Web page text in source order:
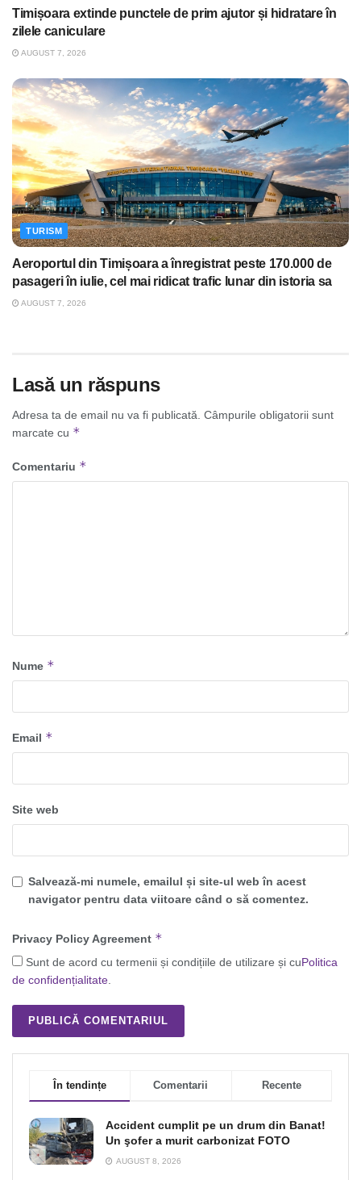
Timișoara extinde punctele de prim ajutor și hidratare în
zilele caniculare
AUGUST 7, 2026
TURISM
Aeroportul din Timișoara a înregistrat peste 170.000 de
pasageri în iulie, cel mai ridicat trafic lunar din istoria sa
AUGUST 7, 2026
Lasă un răspuns
Adresa ta de email nu va fi publicată. Câmpurile obligatorii sunt
marcate cu *
Comentariu *
Nume *
Email *
Site web
Salvează-mi numele, emailul și site-ul web în acest
navigator pentru data viitoare când o să comentez.
Privacy Policy Agreement *
Sunt de acord cu termenii și condițiile de utilizare și cuPolitica
de confidențialitate.
În tendințe Comentarii Recente
Accident cumplit pe un drum din Banat!
Un şofer a murit carbonizat FOTO
AUGUST 8, 2026